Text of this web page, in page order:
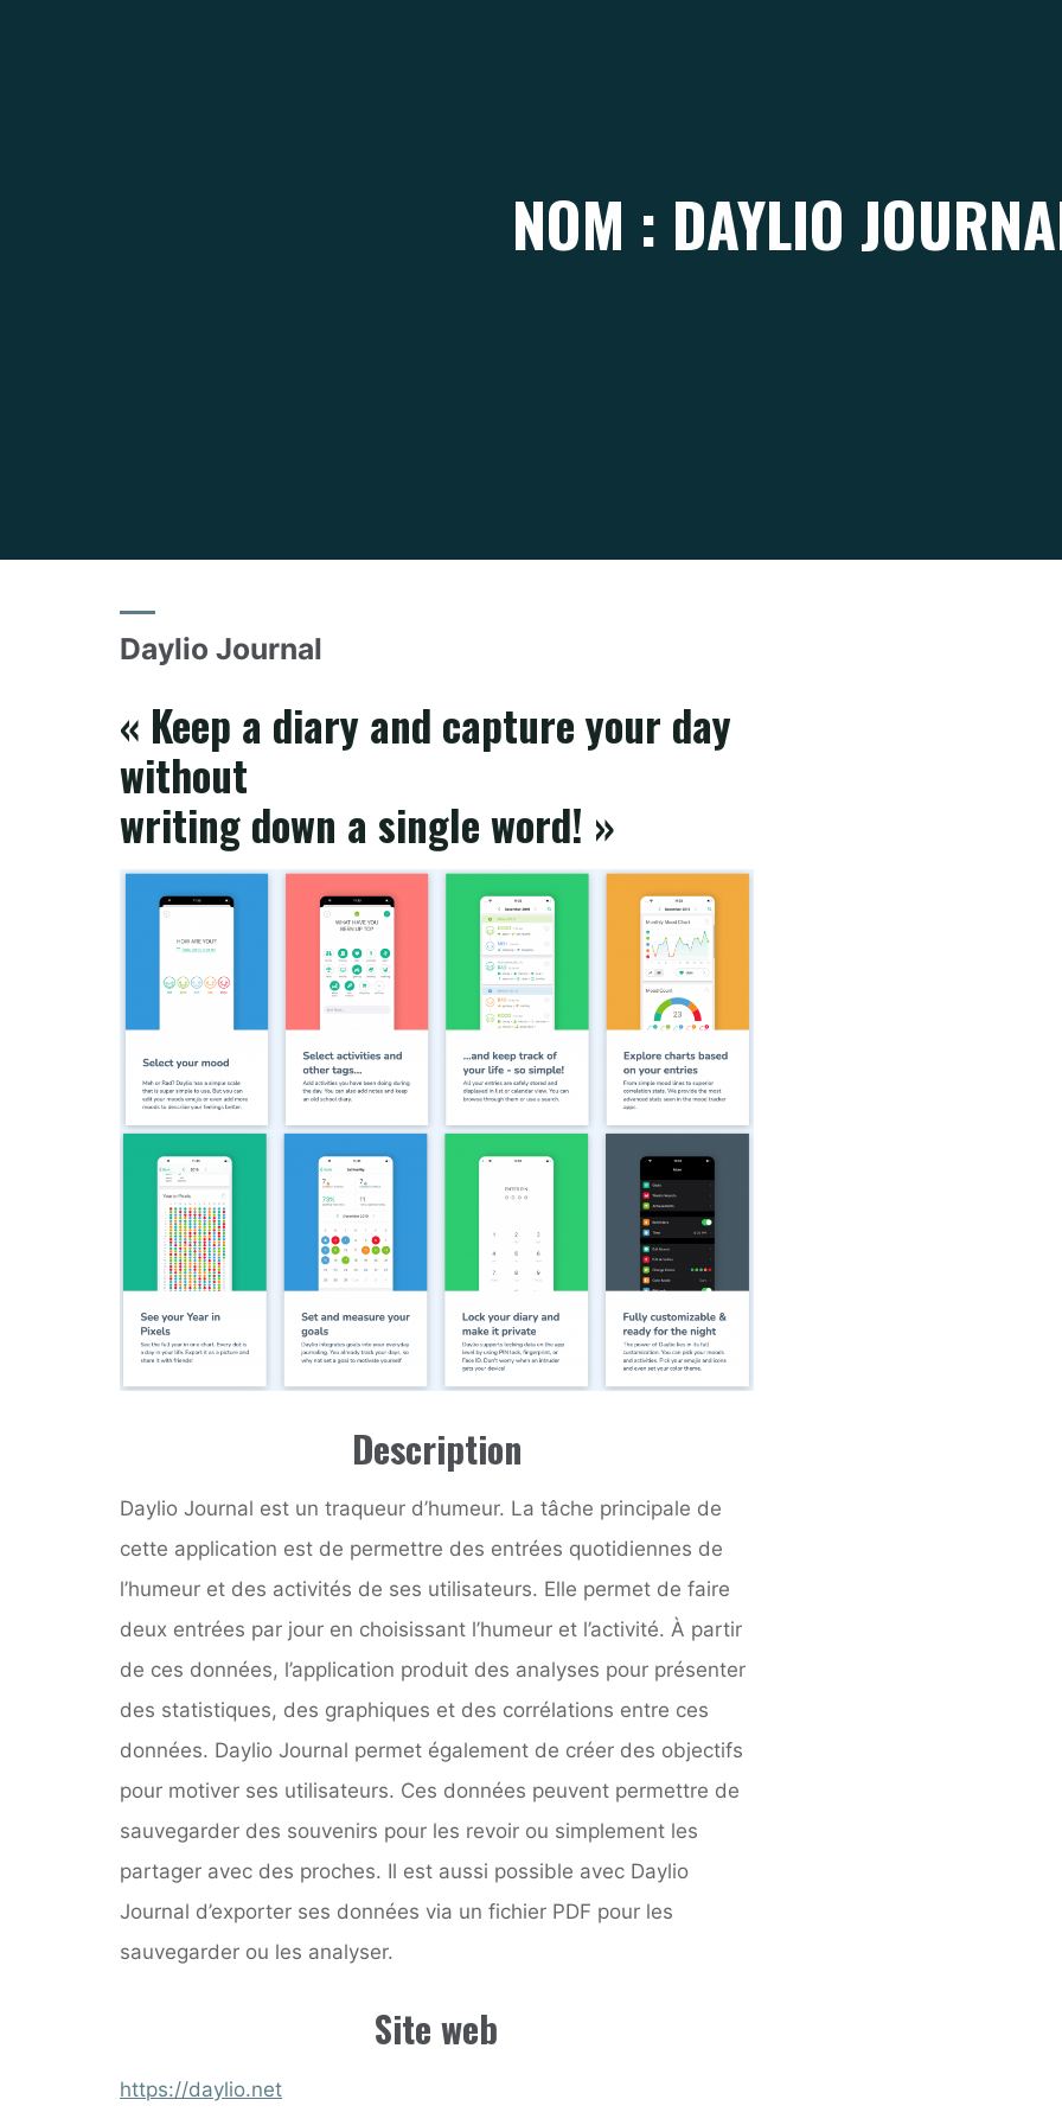
NOM : DAYLIO
Daylio Journal
« Keep a diary and capture your day
without
writing down a single word! »
Description
Daylio Journal est un traqueur d’humeur. La tâche principale de
cette application est de permettre des entrées quotidiennes de
l’humeur et des activités de ses utilisateurs. Elle permet de faire
deux entrées par jour en choisissant l’humeur et l’activité. À partir
de ces données, l’application produit des analyses pour présenter
des statistiques, des graphiques et des corrélations entre ces
données. Daylio Journal permet également de créer des objectifs
pour motiver ses utilisateurs. Ces données peuvent permettre de
sauvegarder des souvenirs pour les revoir ou simplement les
partager avec des proches. Il est aussi possible avec Daylio
Journal d’exporter ses données via un fichier PDF pour les
sauvegarder ou les analyser.
Site web
https://daylio.net